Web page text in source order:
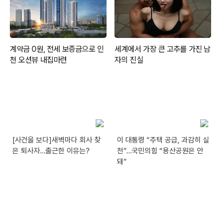
[사건을 보다]새벽마다 회사 찾
은 퇴사자…출근한 이유는?
이 대통령 “주택 공급, 과감히 실
천”…국민의힘 “용산공원은 안
돼”